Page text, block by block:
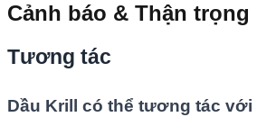
Cảnh báo & Thận trọng
Tương tác
Dầu Krill có thể tương tác